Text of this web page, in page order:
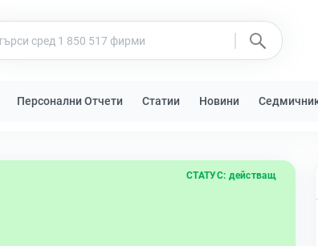
Персонални Отчети Статии Новини
СТАТУС: действащ